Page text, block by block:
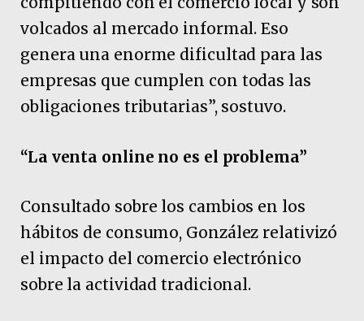
volcados al mercado informal. Eso
genera una enorme dificultad para las
empresas que cumplen con todas las
obligaciones tributarias”, sostuvo.
“La venta online no es el problema”
Consultado sobre los cambios en los
hábitos de consumo, González relativizó
el impacto del comercio electrónico
sobre la actividad tradicional.